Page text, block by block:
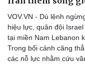
VOV.VN - Dù lệnh
hiệu lực, quân đội
tại miền Nam Lebanon
Trong bối cảnh căng
các nỗ lực nhằm cứu